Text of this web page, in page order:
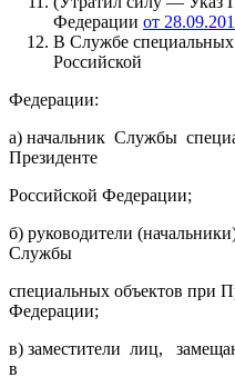
Федерации от
В Службе
Российской
Федерации:
а) начальник Службы
Президенте
Российской Федерации;
б) руководители
Службы
специальных объектов при
Федерации;
в) заместители лиц,
в